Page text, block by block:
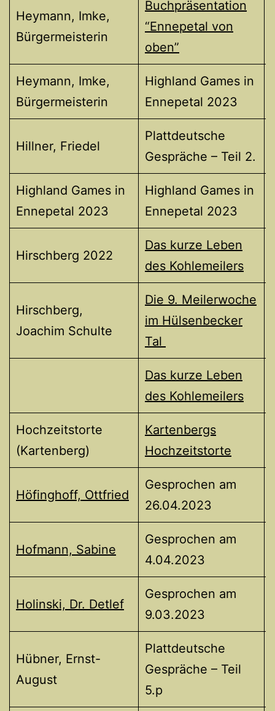
Heymann, Imke,
Bürgermeisterin
Buchpräsentation
“Ennepetal von
oben”
Heymann, Imke,
Bürgermeisterin
Highland Games in
Ennepetal 2023
Hillner, Friedel
Plattdeutsche
Gespräche – Teil 2.
Highland Games in
Ennepetal 2023
Highland Games in
Ennepetal 2023
Hirschberg 2022
Das kurze Leben
des Kohlemeilers
Hirschberg,
Joachim Schulte
Die 9. Meilerwoche
im Hülsenbecker
Tal
Das kurze Leben
des Kohlemeilers
Hochzeitstorte
(Kartenberg)
Kartenbergs
Hochzeitstorte
Höfinghoff, Ottfried
Gesprochen am
26.04.2023
Hofmann, Sabine
Gesprochen am
4.04.2023
Holinski, Dr. Detlef
Gesprochen am
9.03.2023
Hübner, Ernst-
August
Plattdeutsche
Gespräche – Teil
5.p